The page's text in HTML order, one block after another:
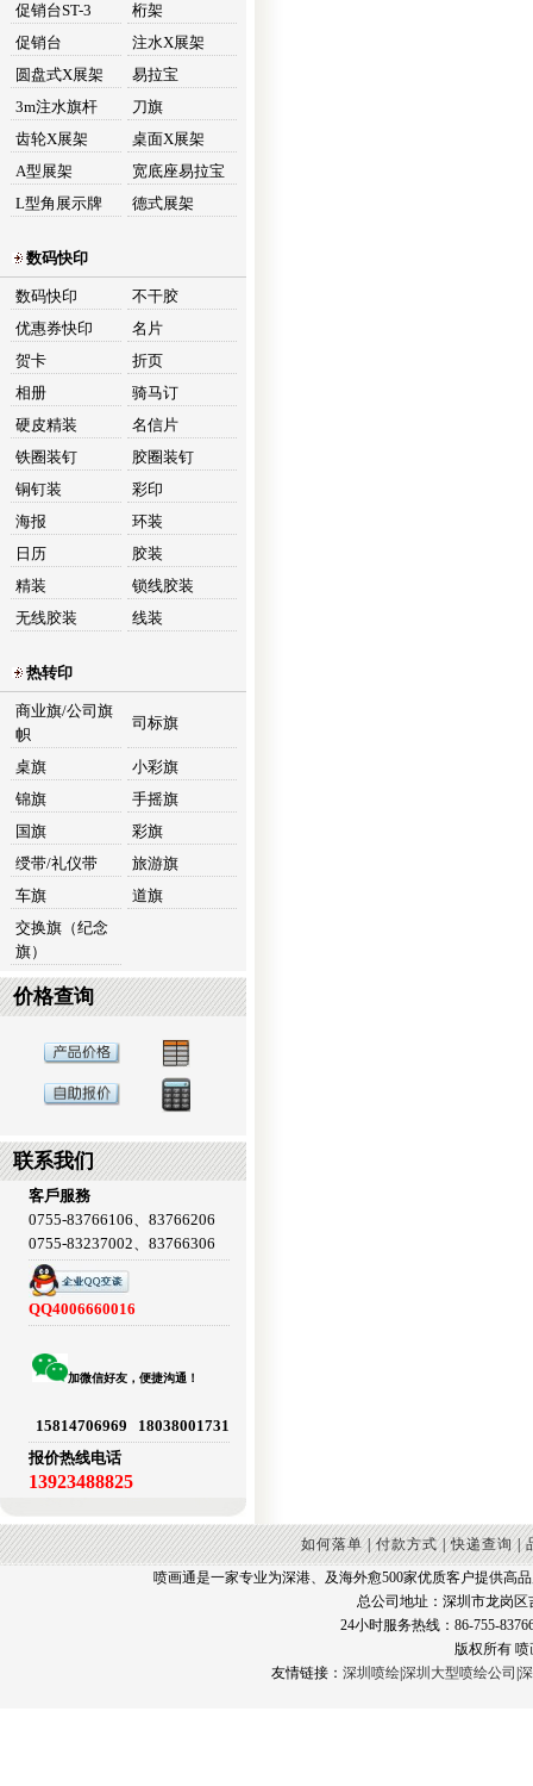
促销台ST-3
桁架
促销台
注水X展架
圆盘式X展架
易拉宝
3m注水旗杆
刀旗
齿轮X展架
桌面X展架
A型展架
宽底座易拉宝
L型角展示牌
德式展架
数码快印
数码快印
不干胶
优惠券快印
名片
贺卡
折页
相册
骑马订
硬皮精装
名信片
铁圈装钉
胶圈装钉
铜钉装
彩印
海报
环装
日历
胶装
精装
锁线胶装
无线胶装
线装
热转印
商业旗/公司旗
帜
司标旗
桌旗
小彩旗
锦旗
手摇旗
国旗
彩旗
绶带/礼仪带
旅游旗
车旗
道旗
交换旗（纪念
旗）
价格查询
联系我们
客戶服務
0755-83766106、83766206
0755-83237002、83766306
QQ4006660016
加微信好友，便捷沟通！
15814706969 18038001731
报价热线电话
13923488825
如何落单|付款方式|快递查询|
喷画通是一家专业为深港、及海外愈500家优质客户提供高
总公司地址：深圳市龙岗
24小时服务热线：86-755-
版权所有
友情链接： 深圳喷绘深圳大型喷绘公司